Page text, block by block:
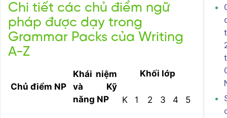
Chi tiết các chủ điểm ngữ
pháp được dạy trong
Grammar Packs của Writing
A-Z
Chủ điểm NP
Khái niệm
và Kỹ
năng NP
Khối lớp
K 1 2 3 4 5